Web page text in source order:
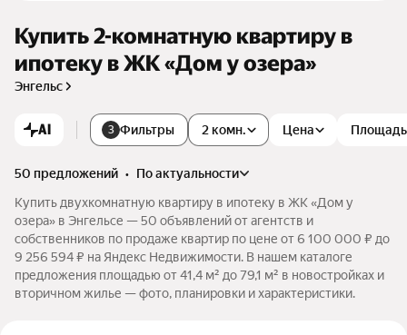
Купить 2-комнатную квартиру в
ипотеку в ЖК «Дом у озера»
Энгельс
AI 3 Фильтры 2 комн. Цена Площадь
50 предложений •
по актуальности
Купить двухкомнатную квартиру в ипотеку в ЖК «Дом у
озера» в Энгельсе — 50 объявлений от агентств и
собственников по продаже квартир по цене от 6 100 000 ₽ до
9 256 594 ₽ на Яндекс Недвижимости. В нашем каталоге
предложения площадью от 41,4 м² до 79,1 м² в новостройках и
вторичном жилье — фото, планировки и характеристики.